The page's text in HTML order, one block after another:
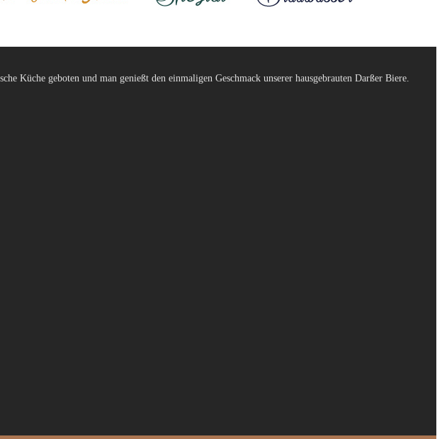
Küche geboten und man genießt den einmaligen Geschmack unserer hausgebrauten Darßer Biere.